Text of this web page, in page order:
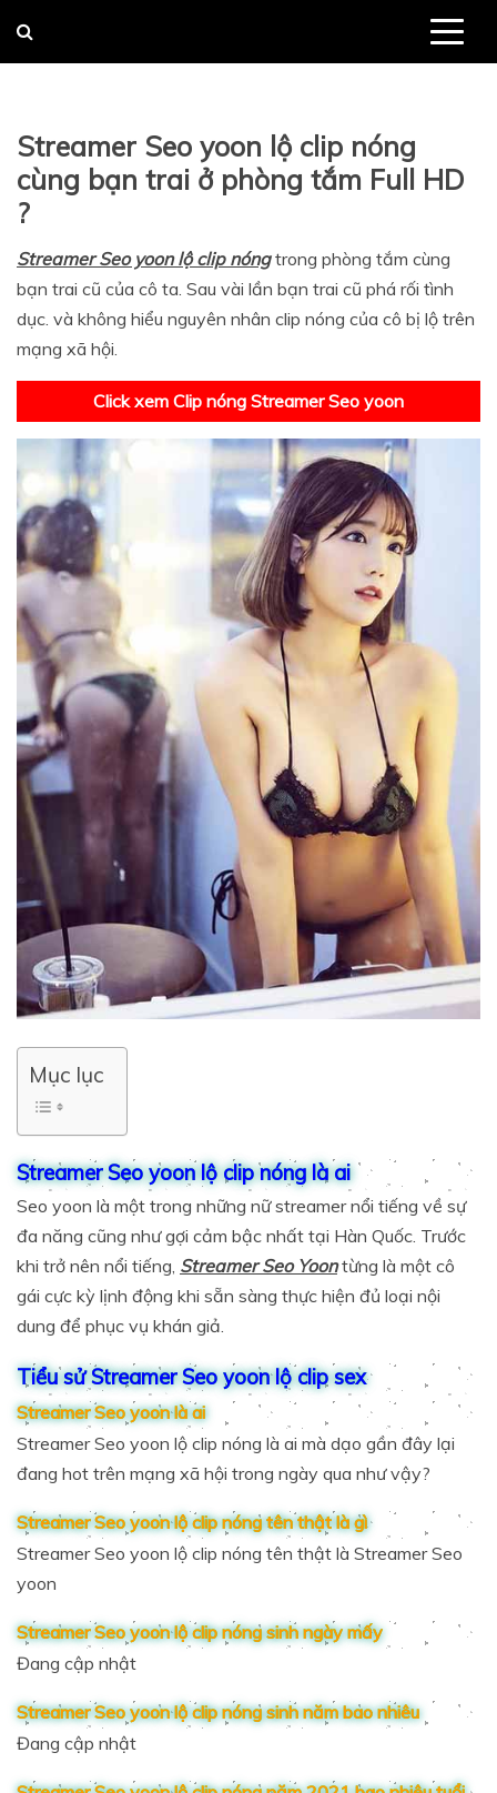
Streamer Seo yoon lộ clip nóng
cùng bạn trai ở phòng tắm Full HD
?
Streamer Seo yoon lộ clip nóngtrong phòng tắm cùng
bạn trai cũ của cô ta. Sau vài lần bạn trai cũ phá rối tình
dục. và không hiểu nguyên nhân clip nóng của cô bị lộ trên
mạng xã hội.
Click xem Clip nóng Streamer Seo yoon
Mục lục
Streamer Seo yoon lộ clip nóng là ai
Seo yoon là một trong những nữ streamer nổi tiếng về sự
đa năng cũng như gợi cảm bậc nhất tại Hàn Quốc. Trước
khi trở nên nổi tiếng, Streamer Seo Yoontừng là một cô
gái cực kỳ lịnh động khi sẵn sàng thực hiện đủ loại nội
dung để phục vụ khán giả.
Tiểu sử Streamer Seo yoon lộ clip sex
Streamer Seo yoon là ai
Streamer Seo yoon lộ clip nóng là ai mà dạo gần đây lại
đang hot trên mạng xã hội trong ngày qua như vậy?
Streamer Seo yoon lộ clip nóng tên thật là gì
Streamer Seo yoon lộ clip nóng tên thật là Streamer Seo
yoon
Streamer Seo yoon lộ clip nóng sinh ngày mấy
Đang cập nhật
Streamer Seo yoon lộ clip nóng sinh năm bao nhiêu
Đang cập nhật